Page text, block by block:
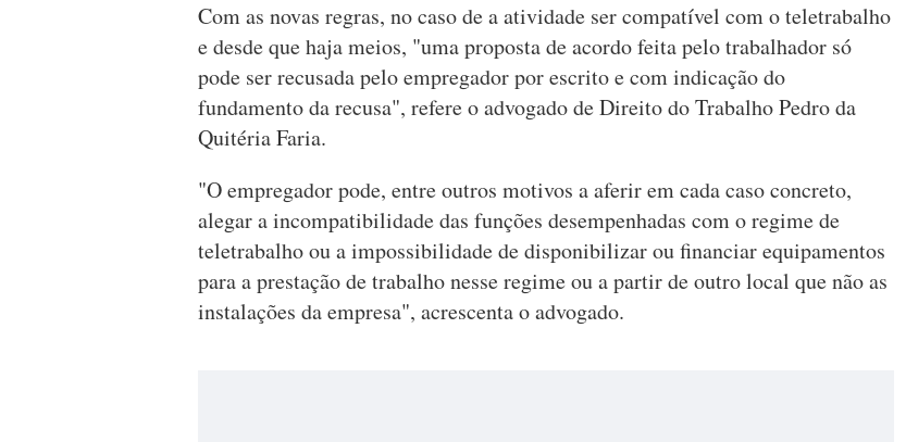
Com as novas regras, no caso de a atividade ser compatível com o teletrabalho
e desde que haja meios, "uma proposta de acordo feita pelo trabalhador só
pode ser recusada pelo empregador por escrito e com indicação do
fundamento da recusa", refere o advogado de Direito do Trabalho Pedro da
Quitéria Faria.
"O empregador pode, entre outros motivos a aferir em cada caso concreto,
alegar a incompatibilidade das funções desempenhadas com o regime de
teletrabalho ou a impossibilidade de disponibilizar ou financiar equipamentos
para a prestação de trabalho nesse regime ou a partir de outro local que não as
instalações da empresa", acrescenta o advogado.